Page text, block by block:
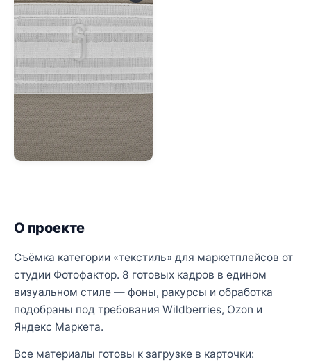
О проекте
Съёмка категории «текстиль» для маркетплейсов от
студии Фотофактор. 8 готовых кадров в едином
визуальном стиле — фоны, ракурсы и обработка
подобраны под требования Wildberries, Ozon и
Яндекс Маркета.
Все материалы готовы к загрузке в карточки: